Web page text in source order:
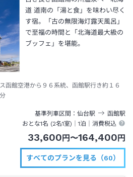
道 道南の「湯と食」を味わい尽く
す宿。「古の無限海灯露天風呂」
で至福の時間と「北海道最大級の
ブッフェ」を堪能。
函館空港から９６系統、函館駅行き約１６
基準列車区間 仙台駅 函館駅
おとな1名 (2名1室)｜1泊 ｜消費税込
33,600 円 〜164,400 円
すべてのプランを見る（60）